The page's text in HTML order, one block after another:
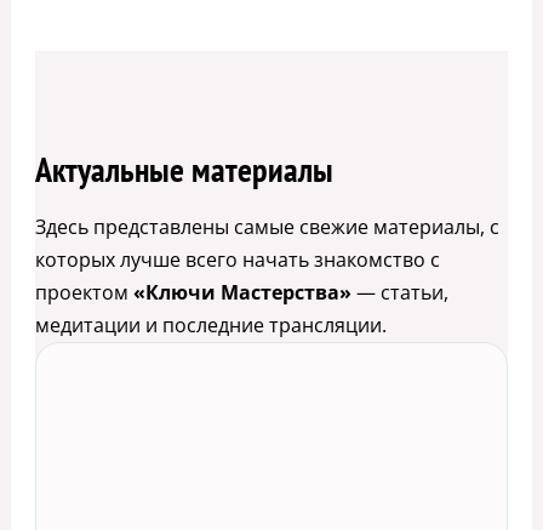
Актуальные материалы
Здесь представлены самые свежие материалы, с
которых лучше всего начать знакомство с
проектом «Ключи Мастерства» — статьи,
медитации и последние трансляции.